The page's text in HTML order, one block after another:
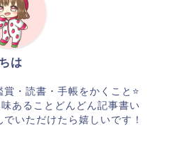
ちは
・読書・手帳をかくこと⭐️
あることどんどん記事書い
いただけたら嬉しいです！